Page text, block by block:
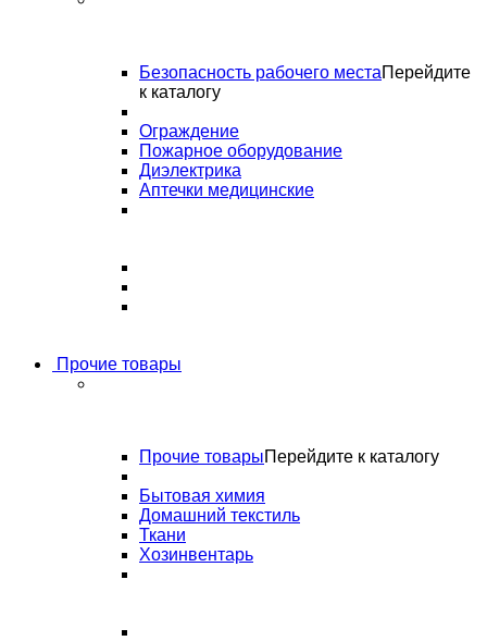
Безопасность рабочего местаПерейдите
к каталогу
Ограждение
Пожарное оборудование
Диэлектрика
Аптечки медицинские
Прочие товары
Прочие товарыПерейдите к каталогу
Бытовая химия
Домашний текстиль
Ткани
Хозинвентарь